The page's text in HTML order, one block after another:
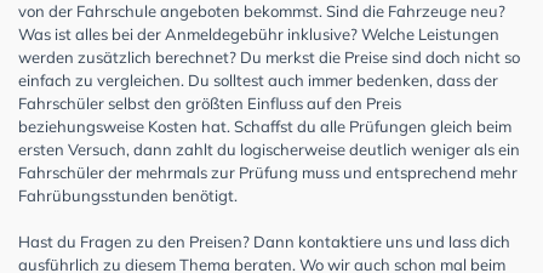
von der Fahrschule angeboten bekommst. Sind die Fahrzeuge neu?
Was ist alles bei der Anmeldegebühr inklusive? Welche Leistungen
werden zusätzlich berechnet? Du merkst die Preise sind doch nicht so
einfach zu vergleichen. Du solltest auch immer bedenken, dass der
Fahrschüler selbst den größten Einfluss auf den Preis
beziehungsweise Kosten hat. Schaffst du alle Prüfungen gleich beim
ersten Versuch, dann zahlt du logischerweise deutlich weniger als ein
Fahrschüler der mehrmals zur Prüfung muss und entsprechend mehr
Fahrübungsstunden benötigt.
Hast du Fragen zu den Preisen? Dann kontaktiere uns und lass dich
ausführlich zu diesem Thema beraten. Wo wir auch schon mal beim